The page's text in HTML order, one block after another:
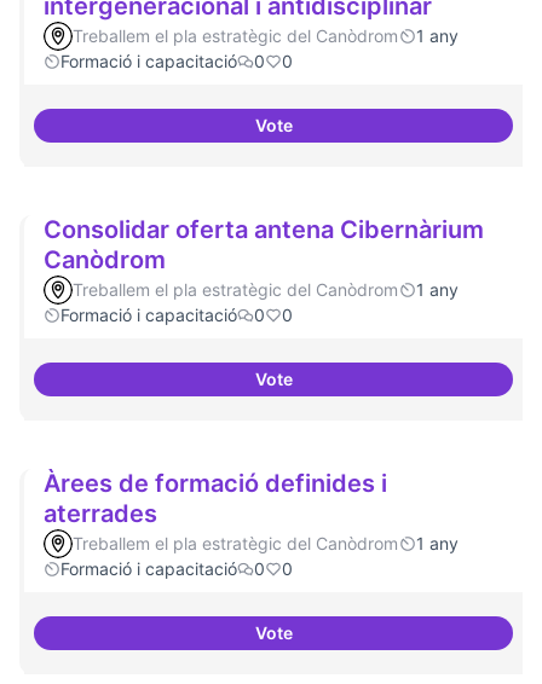
intergeneracional i antidisciplinar
Treballem el pla estratègic del Canòdrom
1 any
Formació i capacitació
0 0
VoteTallers de col·laboració
Consolidar oferta antena Cibernàrium
Canòdrom
Treballem el pla estratègic del Canòdrom
1 any
Formació i capacitació
0 0
VoteConsolidar oferta antena
Àrees de formació definides i
aterrades
Treballem el pla estratègic del Canòdrom
1 any
Formació i capacitació
0 0
VoteÀrees de formació definides i